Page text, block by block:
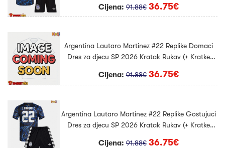
Cijena:91.88€ 36.75€
Argentina Lautaro Martinez #22 Replike Domaci
Dres za djecu SP 2026 Kratak Rukav (+ Kratke
Cijena:91.88€ 36.75€
Argentina Lautaro Martinez #22 Replike Gostujuci
Dres za djecu SP 2026 Kratak Rukav (+ Kratke
Cijena:91.88€ 36.75€